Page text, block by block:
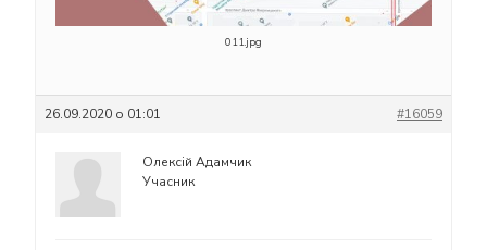
011.jpg
26.09.2020 о 01:01 #16059
Олексій Адамчик
Учасник